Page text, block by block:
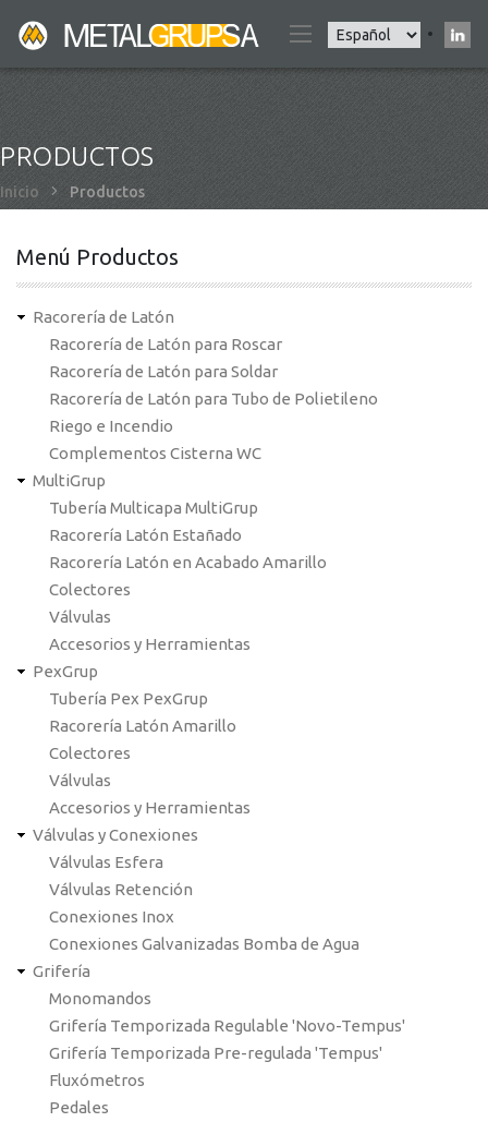
Select
your
language
PRODUCTOS
Sobrescribir
de
ayuda
navegación
Inicio Productos
Menú Productos
Racorería de Latón
Racorería de Latón para Roscar
Racorería de Latón para Soldar
Racorería de Latón para Tubo de Polietileno
Riego e Incendio
Complementos Cisterna WC
MultiGrup
Tubería Multicapa MultiGrup
Racorería Latón Estañado
Racorería Latón en Acabado Amarillo
Colectores
Válvulas
Accesorios y Herramientas
PexGrup
Tubería Pex PexGrup
Racorería Latón Amarillo
Colectores
Válvulas
Accesorios y Herramientas
Válvulas y Conexiones
Válvulas Esfera
Válvulas Retención
Conexiones Inox
Conexiones Galvanizadas Bomba de Agua
Grifería
Monomandos
Grifería Temporizada Regulable 'Novo-Tempus'
Grifería Temporizada Pre-regulada 'Tempus'
Fluxómetros
Pedales